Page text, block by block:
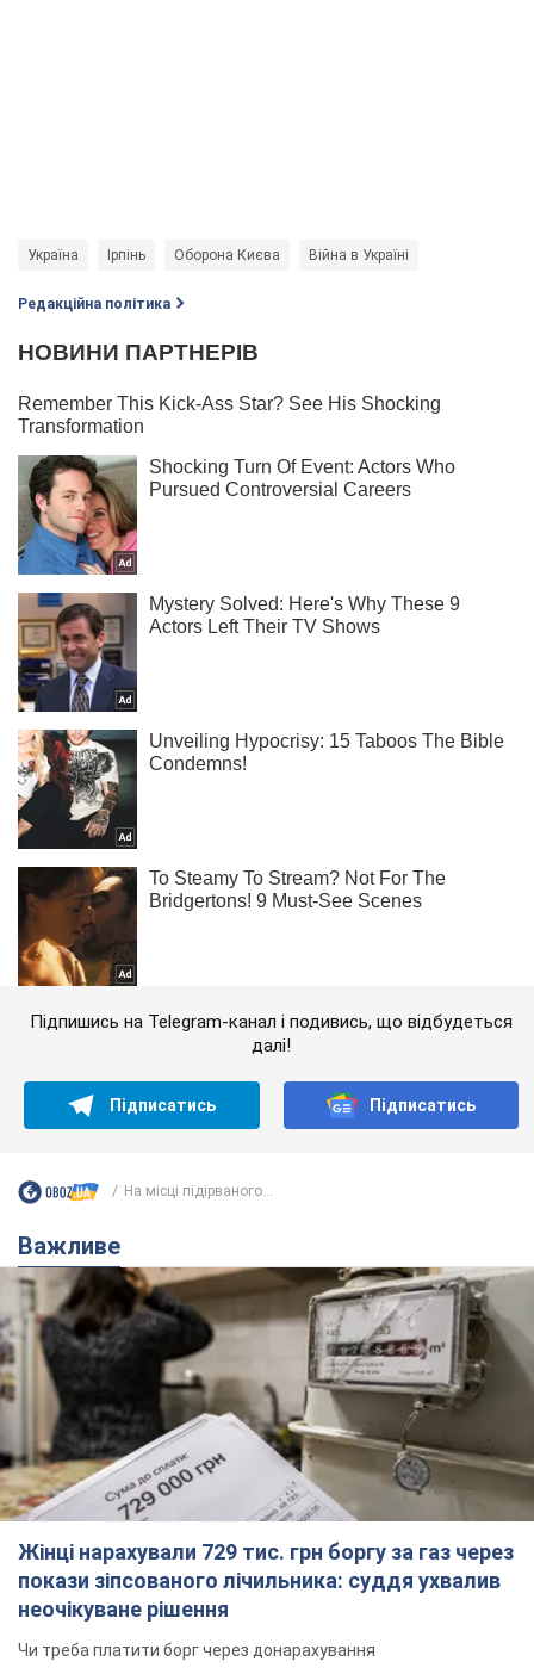
Україна Ірпінь Оборона Києва Війна в Україні
Редакційна політика
Підпишись на Telegram-канал і подивись, що відбудеться
далі!
Підписатись Підписатись
На місці підірваного...
Важливе
Жінці нарахували 729 тис. грн боргу за газ через
покази зіпсованого лічильника: суддя ухвалив
неочікуване рішення
Чи треба платити борг через донарахування